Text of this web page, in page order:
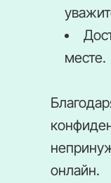
месте.
онлайн.